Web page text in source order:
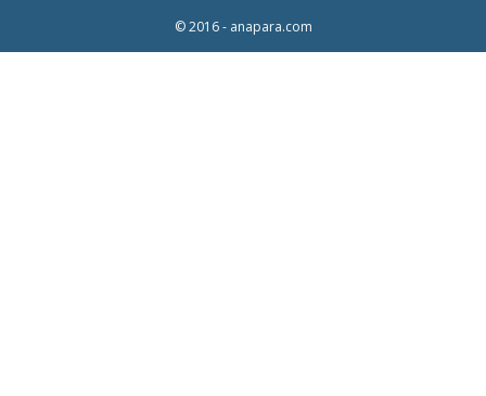
© 2016 - anapara.com